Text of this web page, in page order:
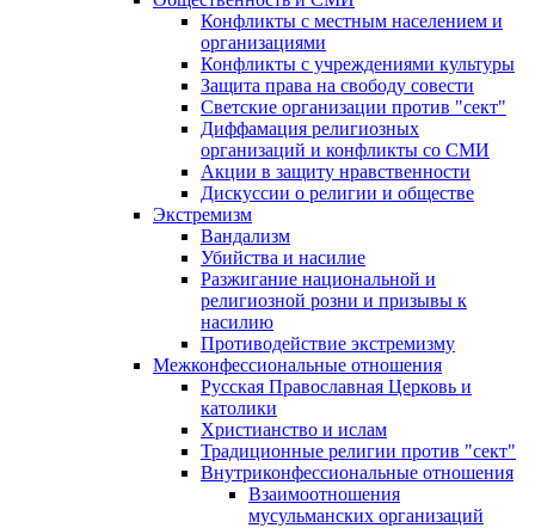
Конфликты с местным населением и
организациями
Конфликты с учреждениями культуры
Защита права на свободу совести
Светские организации против "сект"
Диффамация религиозных
организаций и конфликты со СМИ
Акции в защиту нравственности
Дискуссии о религии и обществе
Экстремизм
Вандализм
Убийства и насилие
Разжигание национальной и
религиозной розни и призывы к
насилию
Противодействие экстремизму
Межконфессиональные отношения
Русская Православная Церковь и
католики
Христианство и ислам
Традиционные религии против "сект"
Внутриконфессиональные отношения
Взаимоотношения
мусульманских организаций